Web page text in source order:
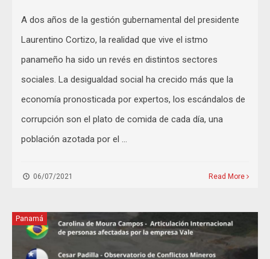
A dos años de la gestión gubernamental del presidente
Laurentino Cortizo, la realidad que vive el istmo
panameño ha sido un revés en distintos sectores
sociales. La desigualdad social ha crecido más que la
economía pronosticada por expertos, los escándalos de
corrupción son el plato de comida de cada día, una
población azotada por el …
06/07/2021 Read More
Panamá